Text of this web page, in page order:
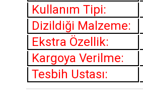
Kullanım Tipi:
Dizildiği Malzeme:
Ekstra Özellik:
Kargoya Verilme:
Tesbih Ustası: